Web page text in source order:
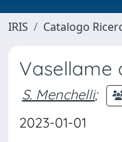
IRIS Catalogo
Vasellame
S. Menchelli;
2023-01-01